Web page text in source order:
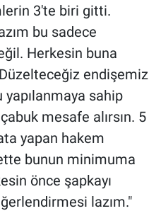
3'te biri gitti.
bu sadece
Herkesin buna
Düzelteceğiz endişemiz
sahip
mesafe alırsın. 5
yapan hakem
bunun minimuma
önce şapkayı
lazım."